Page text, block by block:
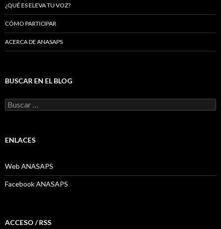
¿QUÉ ES ELEVA TU VOZ?
CÓMO PARTICIPAR
ACERCA DE ANASAPS
BUSCAR EN EL BLOG
Buscar:
ENLACES
Web ANASAPS
Facebook ANASAPS
ACCESO / RSS